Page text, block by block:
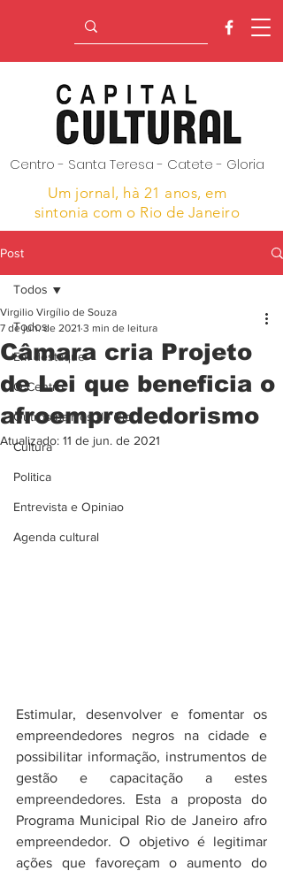
Centro - Santa Teresa - Catete - Gloria
Um jornal, hà 21 anos, em
sintonia com o Rio de Janeiro
Post
Todos
Em destaque
O Centro
Outros bairros do Rio
Cultura
Politica
Entrevista e Opiniao
Agenda cultural
Todos
Câmara cria Projeto
de Lei que beneficia o
afroemprededorismo
Virgilio Virgílio de Souza
7 de jun. de 2021 3 min de leitura
Atualizado: 11 de jun. de 2021
Estimular, desenvolver e fomentar os
empreendedores negros na cidade e
possibilitar informação, instrumentos de
gestão e capacitação a estes
empreendedores. Esta a proposta do
Programa Municipal Rio de Janeiro afro
empreendedor. O objetivo é legitimar
ações que favoreçam o aumento do